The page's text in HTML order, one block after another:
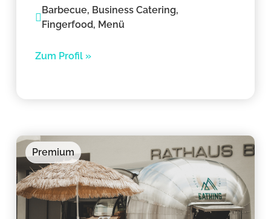
Barbecue, Business Catering,
Fingerfood, Menü
Zum Profil »
Premium